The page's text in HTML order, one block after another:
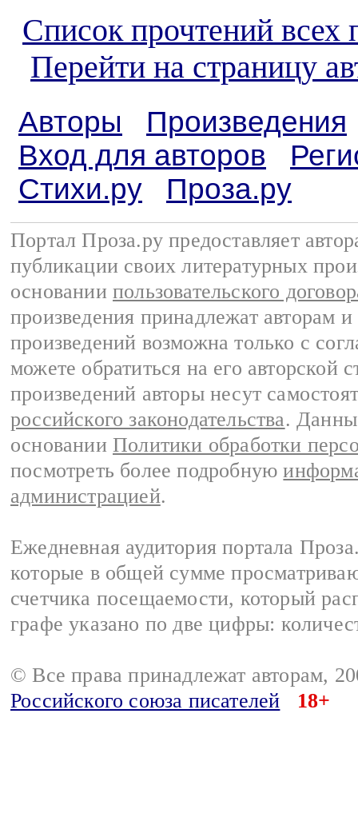
Список прочтений всех
Перейти на страницу
Авторы
Произведения
Вход для авторов
Стихи.ру
Проза.ру
Портал Проза.ру предоставляет
публикации своих литературных
основании пользовательского
произведения принадлежат авторам
произведений возможна только с
можете обратиться на его авторской
произведений авторы несут
российского законодательства.
основании Политики обработки
посмотреть более подробную
администрацией.
Ежедневная аудитория портала
которые в общей сумме
счетчика посещаемости, который
графе указано по две цифры:
© Все права принадлежат авторам,
Российского союза писателей
18+